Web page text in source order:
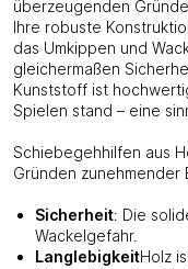
überzeugenden
Ihre robuste
das Umkippen und
gleichermaßen
Kunststoff ist
Spielen stand – eine
Schiebegehhilfen aus
Gründen zunehmender
Sicherheit: Die
Wackelgefahr.
LanglebigkeitHolz